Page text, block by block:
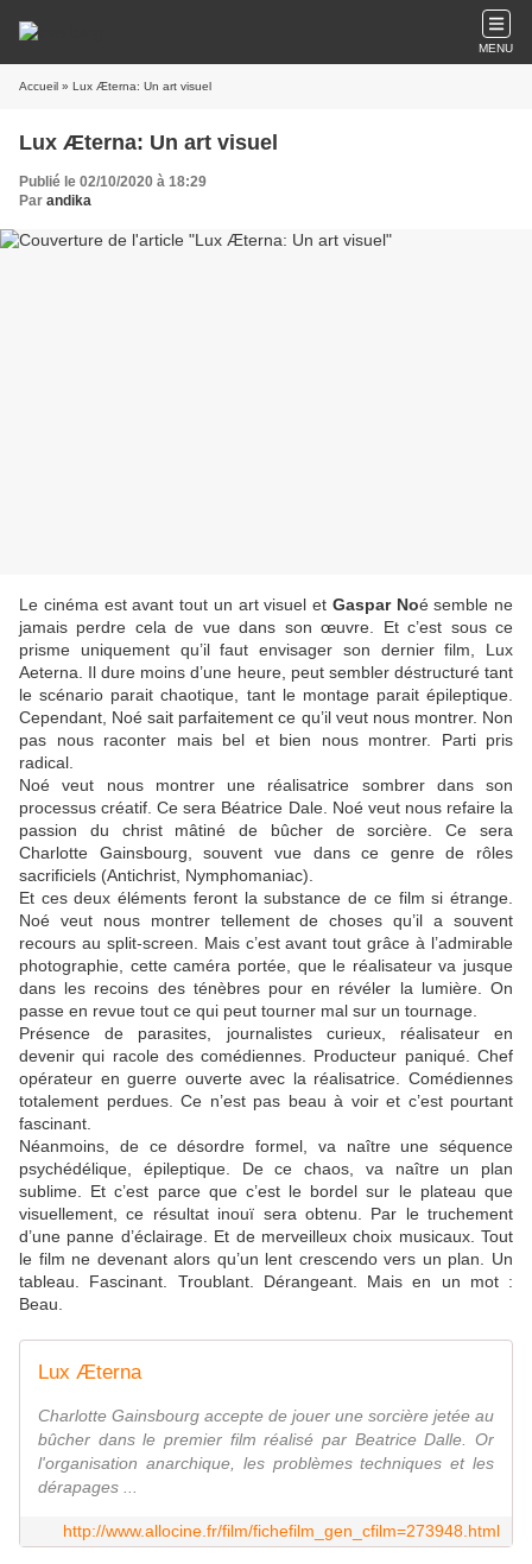
MENU
Accueil » Lux Æterna: Un art visuel
Lux Æterna: Un art visuel
Publié le 02/10/2020 à 18:29
Par andika
Le cinéma est avant tout un art visuel et Gaspar Noé semble ne
jamais perdre cela de vue dans son œuvre. Et c’est sous ce
prisme uniquement qu’il faut envisager son dernier film, Lux
Aeterna. Il dure moins d’une heure, peut sembler déstructuré tant
le scénario parait chaotique, tant le montage parait épileptique.
Cependant, Noé sait parfaitement ce qu’il veut nous montrer. Non
pas nous raconter mais bel et bien nous montrer. Parti pris
radical.
Noé veut nous montrer une réalisatrice sombrer dans son
processus créatif. Ce sera Béatrice Dale. Noé veut nous refaire la
passion du christ mâtiné de bûcher de sorcière. Ce sera
Charlotte Gainsbourg, souvent vue dans ce genre de rôles
sacrificiels (Antichrist, Nymphomaniac).
Et ces deux éléments feront la substance de ce film si étrange.
Noé veut nous montrer tellement de choses qu’il a souvent
recours au split-screen. Mais c’est avant tout grâce à l’admirable
photographie, cette caméra portée, que le réalisateur va jusque
dans les recoins des ténèbres pour en révéler la lumière. On
passe en revue tout ce qui peut tourner mal sur un tournage.
Présence de parasites, journalistes curieux, réalisateur en
devenir qui racole des comédiennes. Producteur paniqué. Chef
opérateur en guerre ouverte avec la réalisatrice. Comédiennes
totalement perdues. Ce n’est pas beau à voir et c’est pourtant
fascinant.
Néanmoins, de ce désordre formel, va naître une séquence
psychédélique, épileptique. De ce chaos, va naître un plan
sublime. Et c’est parce que c’est le bordel sur le plateau que
visuellement, ce résultat inouï sera obtenu. Par le truchement
d’une panne d’éclairage. Et de merveilleux choix musicaux. Tout
le film ne devenant alors qu’un lent crescendo vers un plan. Un
tableau. Fascinant. Troublant. Dérangeant. Mais en un mot :
Beau.
Lux Æterna
Charlotte Gainsbourg accepte de jouer une sorcière jetée au
bûcher dans le premier film réalisé par Beatrice Dalle. Or
l'organisation anarchique, les problèmes techniques et les
dérapages ...
http://www.allocine.fr/film/fichefilm_gen_cfilm=273948.html